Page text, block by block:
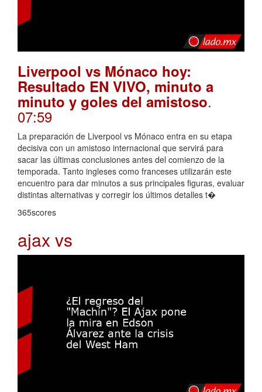
Liverpool vs Mónaco hoy:
Resultado EN VIVO, minuto a
minuto y goles del amistoso.
07:59
La preparación de Liverpool vs Mónaco entra en su etapa
decisiva con un amistoso internacional que servirá para
sacar las últimas conclusiones antes del comienzo de la
temporada. Tanto ingleses como franceses utilizarán este
encuentro para dar minutos a sus principales figuras, evaluar
distintas alternativas y corregir los últimos detalles t�
365scores
ajax vs